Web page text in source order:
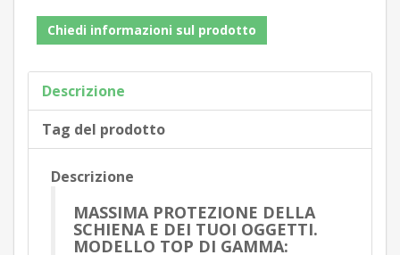
Chiedi informazioni sul prodotto
Descrizione
Tag del prodotto
Descrizione
MASSIMA PROTEZIONE DELLA
SCHIENA E DEI TUOI OGGETTI.
MODELLO TOP DI GAMMA: